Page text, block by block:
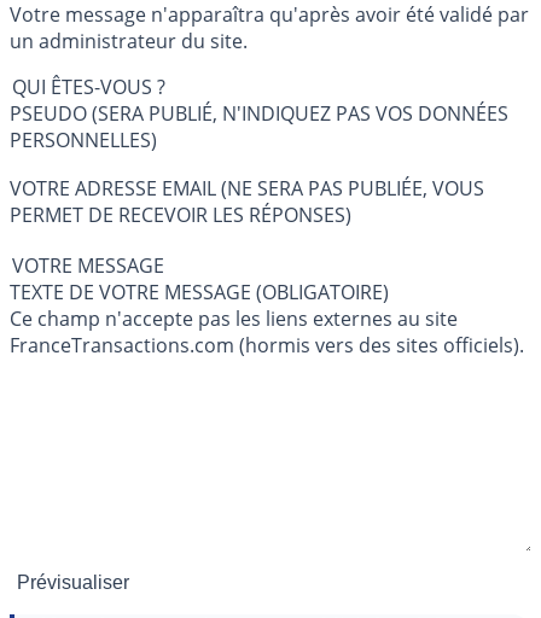
Votre message n'apparaîtra qu'après avoir été validé par
un administrateur du site.
QUI ÊTES-VOUS ?
PSEUDO (SERA PUBLIÉ, N'INDIQUEZ PAS VOS DONNÉES
PERSONNELLES)
VOTRE ADRESSE EMAIL (NE SERA PAS PUBLIÉE, VOUS
PERMET DE RECEVOIR LES RÉPONSES)
VOTRE MESSAGE
TEXTE DE VOTRE MESSAGE (OBLIGATOIRE)
Ce champ n'accepte pas les liens externes au site
FranceTransactions.com (hormis vers des sites officiels).